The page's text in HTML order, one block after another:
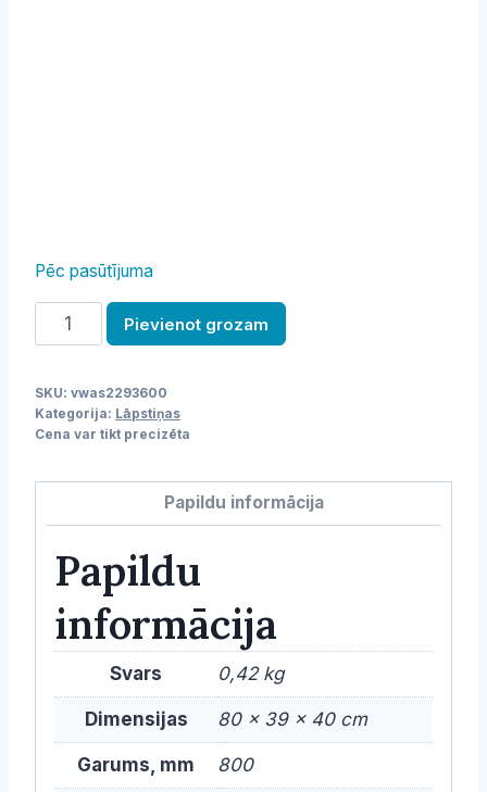
Pēc pasūtījuma
Picas
lāpstiņa
Pievienot grozam
SKU: vwas2293600
Kategorija: Lāpstiņas
Cena var tikt precizēta
Papildu informācija
Papildu
informācija
Svars 0,42 kg
Dimensijas 80 × 39 × 40 cm
Garums, mm 800